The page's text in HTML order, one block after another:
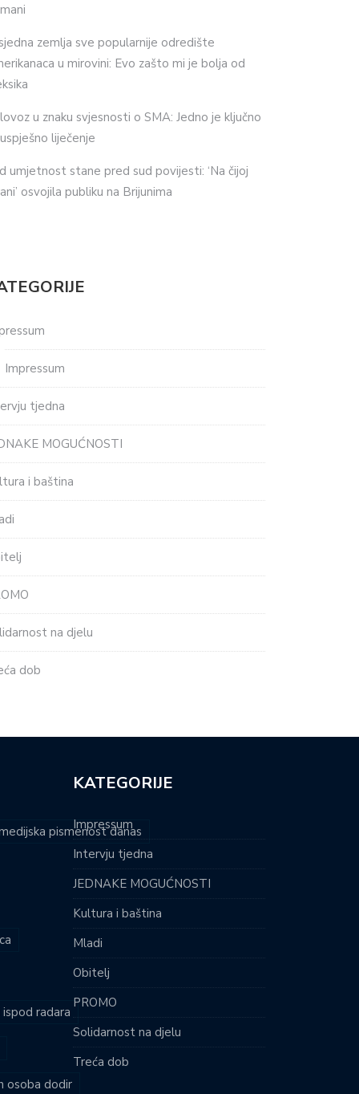
zemlja sve popularnije odredište
u mirovini: Evo zašto mi je bolja od
u znaku svjesnosti o SMA: Jedno je ključno
liječenje
umjetnost stane pred sud povijesti: ‘Na čijoj
osvojila publiku na Brijunima
Impressum
tjedna
MOGUĆNOSTI
i baština
na djelu
dob
pismenost danas
radara
osoba dodir
KATEGORIJE
Impressum
Intervju tjedna
JEDNAKE MOGUĆNOSTI
Kultura i baština
Mladi
Obitelj
PROMO
Solidarnost na djelu
Treća dob